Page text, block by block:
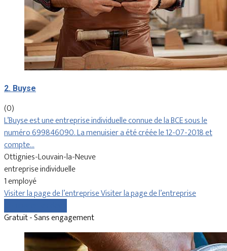
2. Buyse
(0)
L’Buyse est une entreprise individuelle connue de la BCE sous le
numéro 699846090. La menuisier a été créée le 12-07-2018 et
compte…
Ottignies-Louvain-la-Neuve
entreprise individuelle
1 employé
Visiter la page de l’entrepriseVisiter la page de l’entreprise
Gratuit - Sans engagement